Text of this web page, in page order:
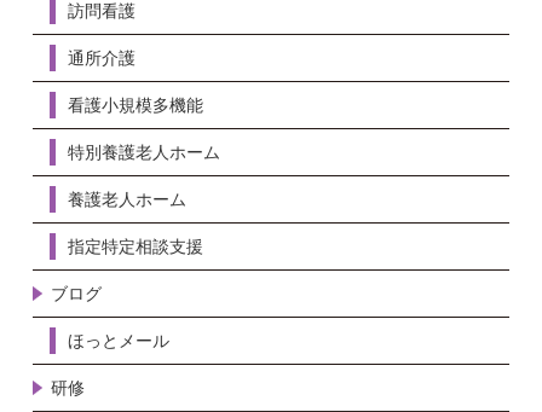
訪問看護
通所介護
看護小規模多機能
特別養護老人ホーム
養護老人ホーム
指定特定相談支援
ブログ
ほっとメール
研修